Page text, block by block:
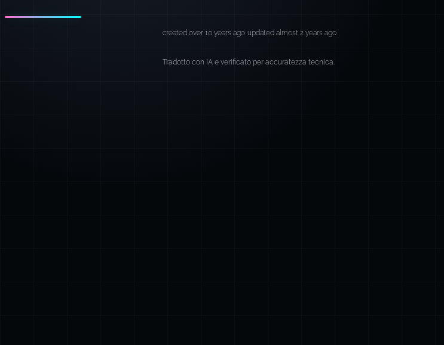
created over 10 years ago updated almost 2 years ago
Tradotto con IA e verificato per accuratezza tecnica.